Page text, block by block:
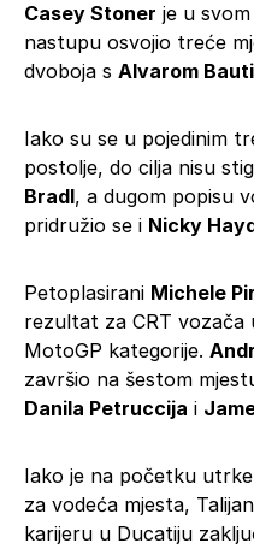
Casey Stoner je u
nastupu osvojio treće
dvoboja s Alvarom
Iako su se u pojedinim
postolje, do cilja nisu
Bradl, a dugom popisu
pridružio se i Nicky
Petoplasirani Michele
rezultat za CRT vozača
MotoGP kategorije.
završio na šestom
Danila Petruccija i
Iako je na početku
za vodeća mjesta, Talijan
karijeru u Ducatiju